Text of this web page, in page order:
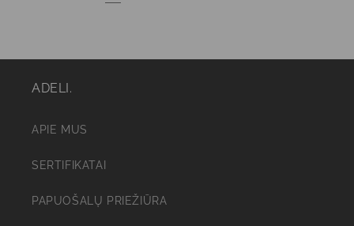
ADELI.
APIE MUS
SERTIFIKATAI
PAPUOŠALŲ PRIEŽIŪRA